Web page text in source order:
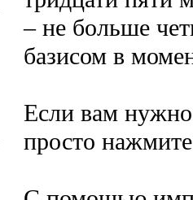
– не больше
базисом в
Если вам
просто